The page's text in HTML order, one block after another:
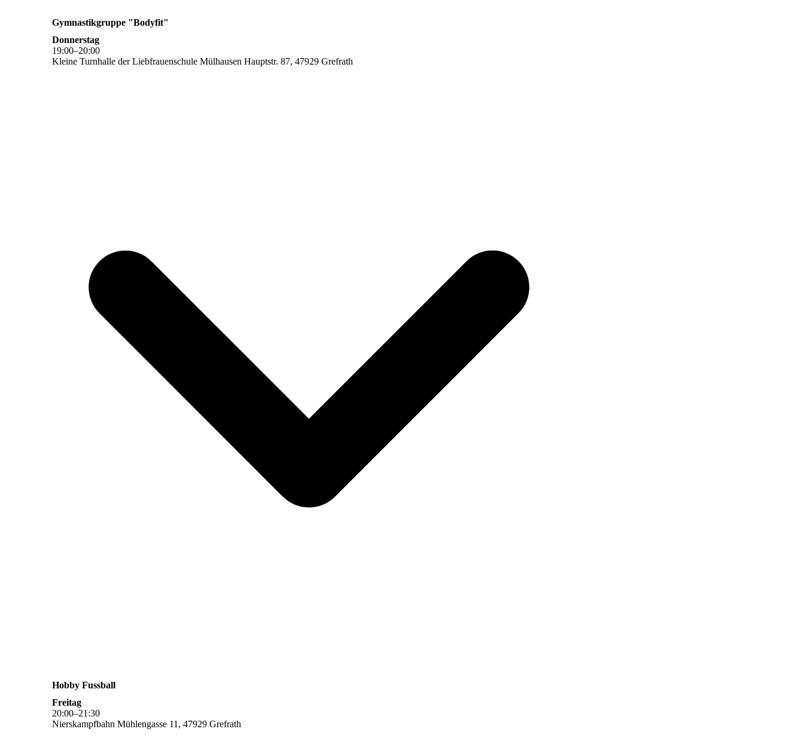
Gymnastikgruppe "Bodyfit"
Donnerstag
19:00–20:00
Kleine Turnhalle der Liebfrauenschule Mülhausen Hauptstr. 87, 47929 Grefrath
Hobby Fussball
Freitag
20:00–21 :30
Nierskampfbahn Mühlengasse 11, 47929 Grefrath